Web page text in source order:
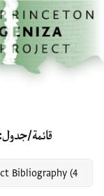
إلى المحتوى الرئيسي
الرئيسية
قائمة/جدول